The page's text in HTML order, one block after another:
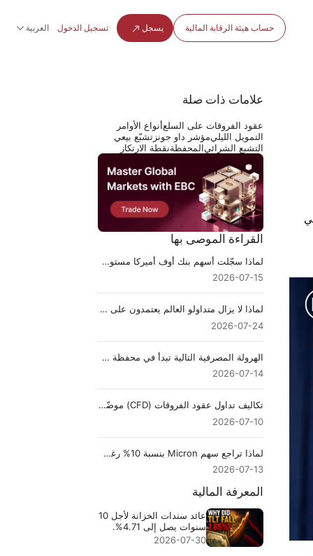
حساب هيئة الرقابة المالية يسجل تسجيل الدخول العربية
علامات ذات صلة
عقود الفروقات على السلعأنواع الأوامر
التمويل الليليمؤشر داو جونز تشبّع بيعي
التشبع الشرائيالمحفظةنقطة الارتكاز
القراءة الموصى بها
لماذا سجّلت أسهم بنك أوف أميركا مستوى قياسيًا جديدًا
2026-07-15
لماذا لا يزال متداولو العالم يعتمدون على وول ستريت
2026-07-24
الهرولة المصرفية التالية تبدأ في محفظة عملات مشفرة وتنتهي في سوق سندات الخزانة الأمريكية
2026-07-14
تكاليف تداول عقود الفروقات (CFD) موضّحة: السبريد، العمولة، رسوم التبييت والانزلاق السعري
2026-07-10
لماذا تراجع سهم Micron بنسبة 10% رغم تجاوزه أهداف أرباحه
2026-07-13
المعرفة المالية
عائد سندات الخزانة لأجل 10
سنوات يصل إلى 4.71%.
2026-07-30